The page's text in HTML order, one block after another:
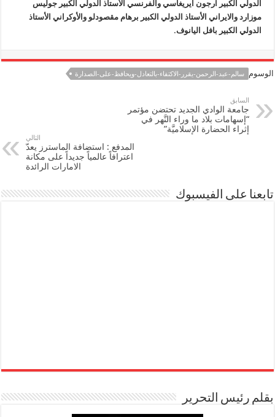
الدولي الكبير آرجون ايريغاسي والفرنسي الأستاذ الدولي الكبير جوليس
موزارد والايراني الأستاذ الدولي الكبير برهام مقصودلو والأوكراني الأستاذ
الدولي الكبير بافل اليانوف.
الوسوم سالم-عبد-الرحمن-يقرر-الاكتفاء-بالتعادل-ويحافظ-على-الصدارة
السابق
جامعة الوادي الجديد تحتضن مؤتمر
“إسهامات بلاد ما وراء النَّهر في
إثراء الحضارة الإسلاميَّة”
التالي
المدفع : استضافة الماسترز يعدّ
اعترافاً عالمياً جديداً على مكانة
الامارات الرائدة
تابعنا على الفيسبوك
بقلم رئيس التحرير